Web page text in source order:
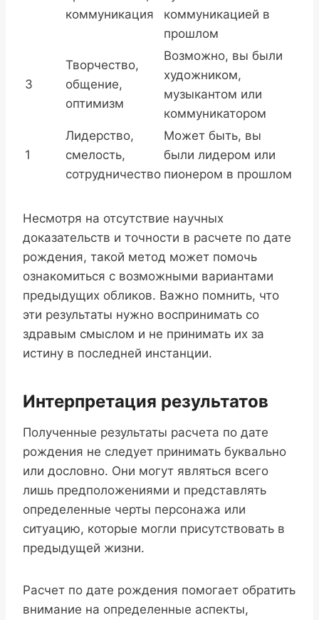
коммуникация
коммуникацией в
прошлом
3
Творчество,
общение,
оптимизм
Возможно, вы были
художником,
музыкантом или
коммуникатором
1
Лидерство,
смелость,
сотрудничество
Может быть, вы
были лидером или
пионером в прошлом
Несмотря на отсутствие научных
доказательств и точности в расчете по дате
рождения, такой метод может помочь
ознакомиться с возможными вариантами
предыдущих обликов. Важно помнить, что
эти результаты нужно воспринимать со
здравым смыслом и не принимать их за
истину в последней инстанции.
Интерпретация результатов
Полученные результаты расчета по дате
рождения не следует принимать буквально
или дословно. Они могут являться всего
лишь предположениями и представлять
определенные черты персонажа или
ситуацию, которые могли присутствовать в
предыдущей жизни.
Расчет по дате рождения помогает обратить
внимание на определенные аспекты,